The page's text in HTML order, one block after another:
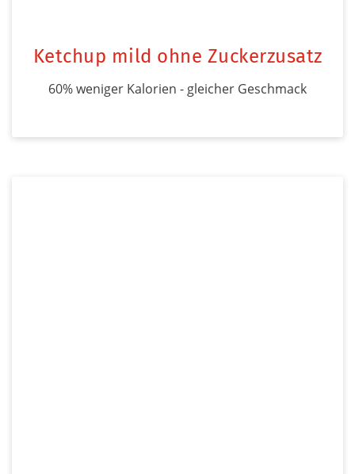
Ketchup mild ohne Zuckerzusatz
60% weniger Kalorien - gleicher Geschmack